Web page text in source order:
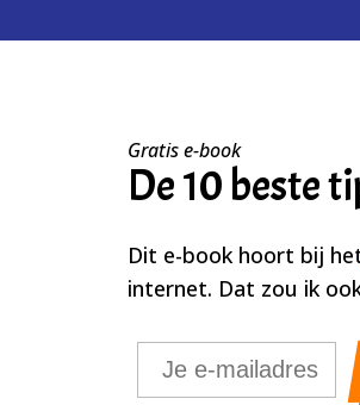
Gratis e-book
De 10 beste
Dit e-book hoort bij
internet. Dat zou ik